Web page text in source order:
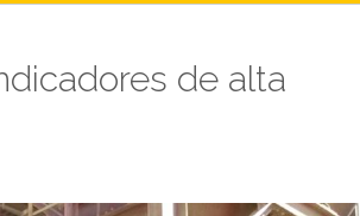
de alta